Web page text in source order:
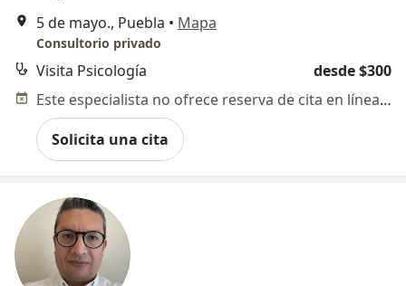
5 de mayo., Puebla • Mapa
Consultorio privado
Visita Psicología
desde $300
Este especialista no ofrece reserva de cita en línea en esta dirección.
Solicita una cita